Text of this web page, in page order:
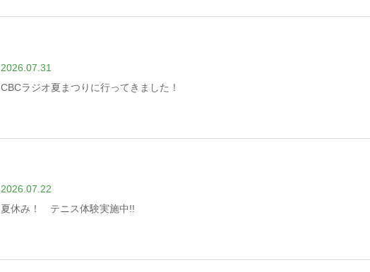
2026.07.31
CBCラジオ夏まつりに行ってきました！
2026.07.22
夏休み！ テニス体験実施中!!